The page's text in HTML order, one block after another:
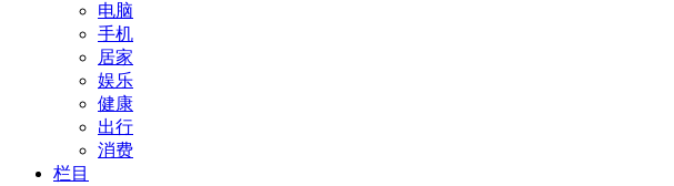
电脑
手机
居家
娱乐
健康
出行
消费
栏目